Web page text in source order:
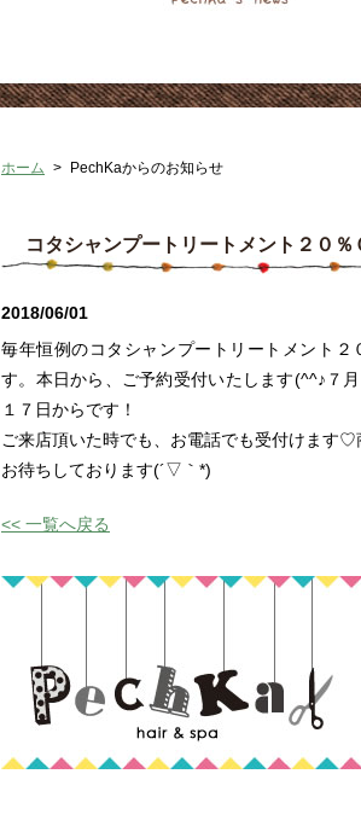
ホーム > PechKaからのお知らせ
コタシャンプートリートメント２０％
2018/06/01
毎年恒例のコタシャンプートリートメント
す。本日から、ご予約受付いたします(^^♪７
１７日からです！
ご来店頂いた時でも、お電話でも受付けます♡
お待ちしております(´▽｀*)
<< 一覧へ戻る